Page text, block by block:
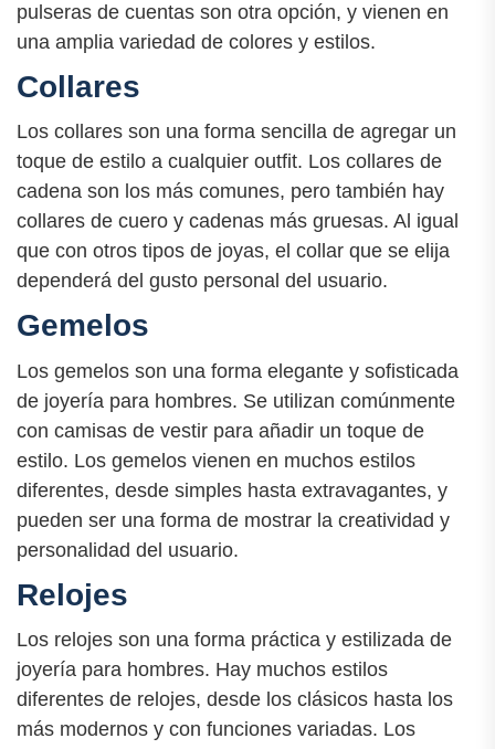
pulseras de cuentas son otra opción, y vienen en
una amplia variedad de colores y estilos.
Collares
Los collares son una forma sencilla de agregar un
toque de estilo a cualquier outfit. Los collares de
cadena son los más comunes, pero también hay
collares de cuero y cadenas más gruesas. Al igual
que con otros tipos de joyas, el collar que se elija
dependerá del gusto personal del usuario.
Gemelos
Los gemelos son una forma elegante y sofisticada
de joyería para hombres. Se utilizan comúnmente
con camisas de vestir para añadir un toque de
estilo. Los gemelos vienen en muchos estilos
diferentes, desde simples hasta extravagantes, y
pueden ser una forma de mostrar la creatividad y
personalidad del usuario.
Relojes
Los relojes son una forma práctica y estilizada de
joyería para hombres. Hay muchos estilos
diferentes de relojes, desde los clásicos hasta los
más modernos y con funciones variadas. Los